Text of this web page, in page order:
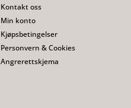
Kontakt oss
Min konto
Kjøpsbetingelser
Personvern & Cookies
Angrerettskjema